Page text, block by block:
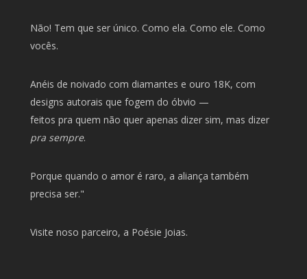
Não! Tem que ser único. Como ela. Como ele. Como
vocês.
Anéis de noivado com diamantes e ouro 18K, com
designs autorais que fogem do óbvio —
feitos pra quem não quer apenas dizer sim, mas dizer
pra sempre.
Porque quando o amor é raro, a aliança também
precisa ser."
Visite noso parceiro, a Poésie Joias.